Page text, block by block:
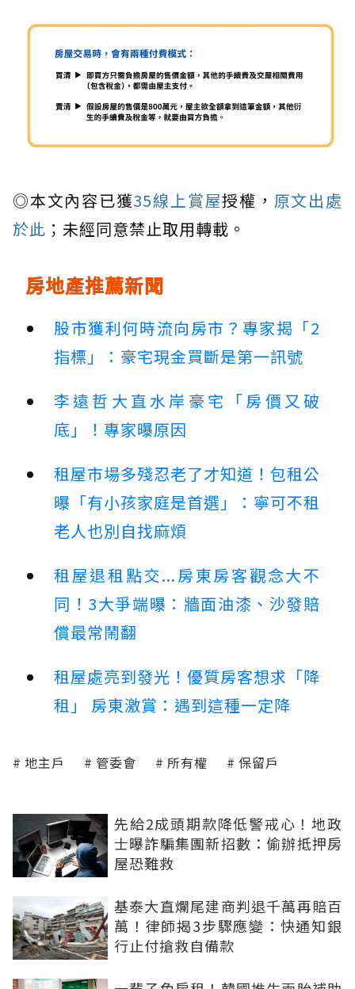
◎本文內容已獲35線上賞屋授權， 原文出處
於此 ；未經同意禁止取用轉載。
房地產推薦新聞
股市獲利何時流向房市？專家揭「2
指標」：豪宅現金買斷是第一訊號
李遠哲大直水岸豪宅「房價又破
底」！專家曝原因
租屋市場多殘忍老了才知道！包租公
曝「有小孩家庭是首選」：寧可不租
老人也別自找麻煩
租屋退租點交...房東房客觀念大不
同！3大爭端曝：牆面油漆、沙發賠
償最常鬧翻
租屋處亮到發光！優質房客想求「降
租」 房東激賞：遇到這種一定降
地主戶 管委會 所有權 保留戶
先給2成頭期款降低警戒心！地政
士曝詐騙集團新招數：偷辦抵押房
屋恐難救
基泰大直爛尾建商判退千萬再賠百
萬！律師揭3步驟應變：快通知銀
行止付搶救自備款